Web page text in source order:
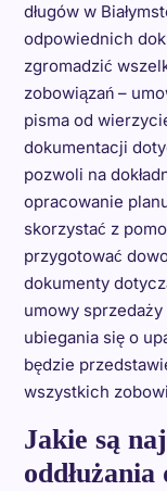
długów w
odpowiednich
zgromadzić
zobowiązań –
pisma od
dokumentacji
pozwoli na
opracowanie
skorzystać z
przygotować
dokumenty
umowy
ubiegania się o
będzie
wszystkich
Jakie są
oddłużania